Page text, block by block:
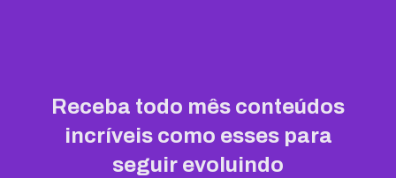
Receba todo mês conteúdos
incríveis como esses para
seguir evoluindo